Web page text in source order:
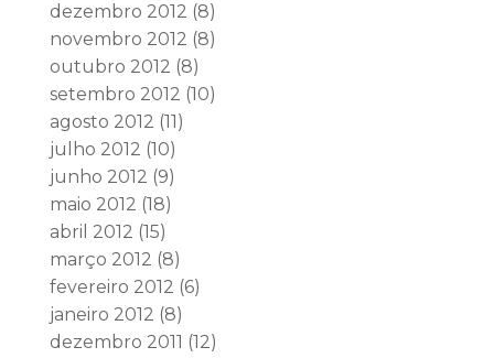
dezembro 2012 (8)
novembro 2012 (8)
outubro 2012 (8)
setembro 2012 (10)
agosto 2012 (11)
julho 2012 (10)
junho 2012 (9)
maio 2012 (18)
abril 2012 (15)
março 2012 (8)
fevereiro 2012 (6)
janeiro 2012 (8)
dezembro 2011 (12)